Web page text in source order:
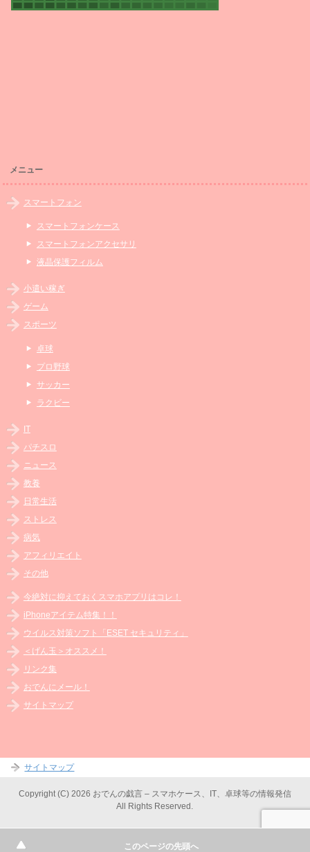
メニュー
スマートフォン
スマートフォンケース
スマートフォンアクセサリ
液晶保護フィルム
小遣い稼ぎ
ゲーム
スポーツ
卓球
プロ野球
サッカー
ラクビー
IT
パチスロ
ニュース
教養
日常生活
ストレス
病気
アフィリエイト
その他
今絶対に抑えておくスマホアプリはコレ！
iPhoneアイテム特集！！
ウイルス対策ソフト「ESET セキュリティ」
＜げん玉＞オススメ！
リンク集
おでんにメール！
サイトマップ
サイトマップ
Copyright (C) 2026 おでんの戯言 – スマホケース、IT、卓球等の情報発信
All Rights Reserved.
このページの先頭へ